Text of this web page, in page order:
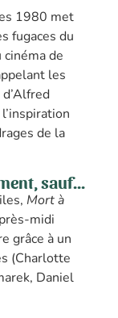
1980 met
fugaces du
de
les
d’Alfred
de la
sauf...
Mort à
midi
grâce à un
(Charlotte
Daniel